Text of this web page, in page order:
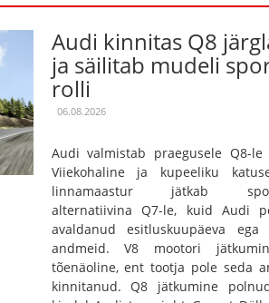
Audi kinnitas Q8
ja säilitab mudeli
rolli
06.08.2026
Audi valmistab praegusele Q8-le
Viiekohaline ja kupeeliku
linnamaastur jätkab
alternatiivina Q7-le, kuid Audi
avaldanud esitluskuupäeva ega
andmeid. V8 mootori
tõenäoline, ent tootja pole seda
kinnitanud. Q8 jätkumine